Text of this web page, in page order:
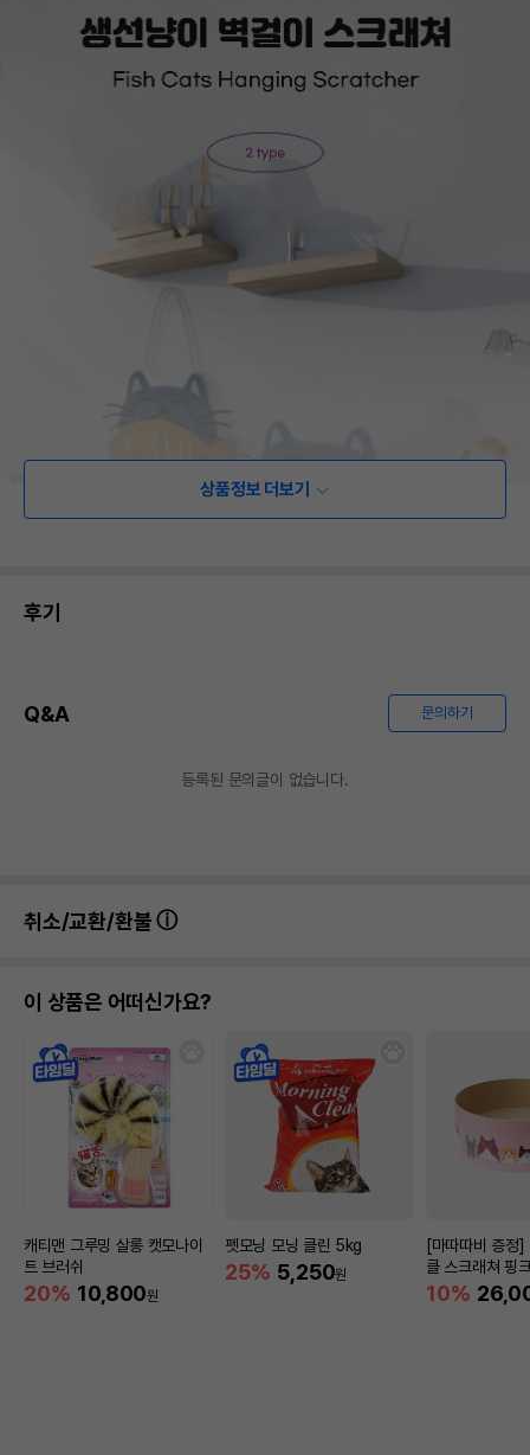
상품정보 더보기
후기
Q&A 문의하기
등록된 문의글이 없습니다.
취소/교환/환불
이 상품은 어떠신가요?
캐티맨 그루밍 살롱 캣모나이
트 브러쉬
20% 10,800원
펫모닝 모닝 클린 5kg
25% 5,250원
[마따따비 증정]
클 스크래쳐 핑
10%